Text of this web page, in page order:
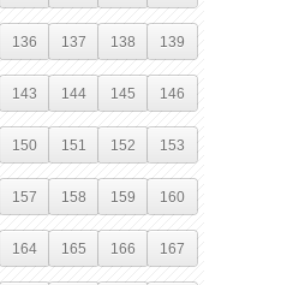
136 137 138 139
143 144 145 146
150 151 152 153
157 158 159 160
164 165 166 167